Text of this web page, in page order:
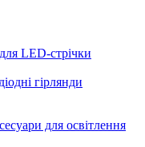
LED-стрічки
гірлянди
для освітлення